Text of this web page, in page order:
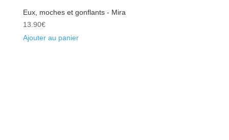
Eux, moches et gonflants - Mira
13.90€
Ajouter au panier